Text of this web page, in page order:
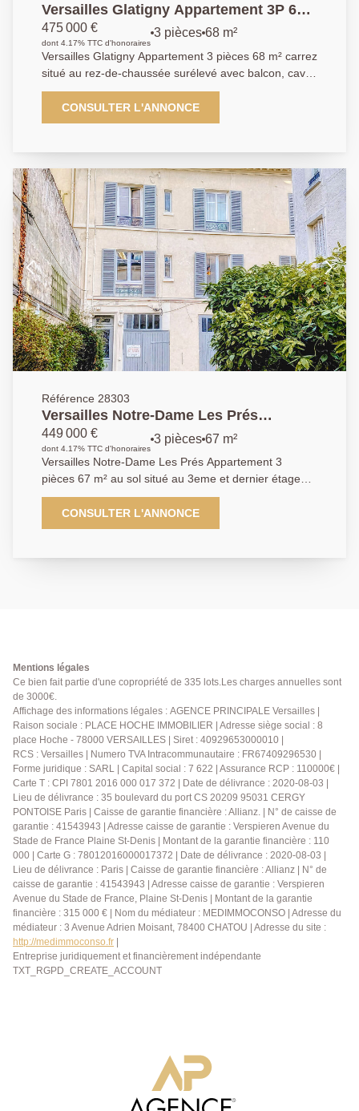
Versailles Glatigny Appartement 3P 68
m² carrez situé au rez-de-chaussée
surelevé avec balcon, cave et box
475 000 €
dont 4.17% TTC d'honoraires
3 pièces 68 m²
Versailles Glatigny Appartement 3 pièces 68 m² carrez
situé au rez-de-chaussée surélevé avec balcon, cave
et box. Dans un environnement résidentiel très
recherché au calme et entouré de verdure, au sein
d'une résidence sécurisée et bien entretenue,
rénové offrant un plan particulièrement fonctionnel.
L'entrée distribue harmonieusement les différentes
pièces de vie. Vous profiterez d'un séjour lumineux de
plus de 23 m² idéal pour recevoir ainsi que d'une
cuisine indépendante de plus de 10 m² pouvant
accueillir un espace repas. L'espace nuit comprend 2
chambres confortables de 11.56 m² et 9.30 m², une
salle de bains et des wc séparés. De nombreux
rangements complètent l'ensemble. Cet appartement
vous séduira par son agencement optimisé, son
calme et son emplacement privilégié à proximité des
écoles de renom, des commerces et transports. Un
cave et un stationnement complètent ce bien. A
découvrir rapidement.
CONSULTER L'ANNONCE
Référence 28303
Versailles Notre-Dame Les Prés
Appartement 3 pièces 67 m² au sol situé
449 000 €
dont 4.17% TTC d'honoraires
3 pièces 67 m²
Versailles Notre-Dame Les Prés Appartement 3
pièces 67 m² au sol situé au 3eme et dernier étage
avec cave - Emplacement de 1er ordre à quelques
minutes à pied du parc du château, de la gare Rive-
Droite (ligne L St-Lazare/La Défense) , des écoles de
pièce de réception baignée de lumière avec jolie vue
sans aucun vis-à-vis, deux chambres (dont une très
grande de 16 m² au sol), bureau, salle de bains. A
cela s'ajoute une cave. Local vélos dans la
copropriété. Coup de coeur assuré pour ce bien à la
situation et au charme unique. A visiter rapidement,
CONSULTER L'ANNONCE
Mentions légales
Ce bien fait partie d'une copropriété de 335 lots.Les charges annuelles sont
de 3000€.
Affichage des informations légales : AGENCE PRINCIPALE Versailles |
Raison sociale : PLACE HOCHE IMMOBILIER | Adresse siège social : 8
place Hoche - 78000 VERSAILLES | Siret : 40929653000010 |
RCS : Versailles | Numero TVA Intracommunautaire : FR67409296530 |
Forme juridique : SARL | Capital social : 7 622 | Assurance RCP : 110000€ |
Carte T : CPI 7801 2016 000 017 372 | Date de délivrance : 2020-08-03 |
Lieu de délivrance : 35 boulevard du port CS 20209 95031 CERGY
PONTOISE Paris | Caisse de garantie financière : Allianz. | N° de caisse de
garantie : 41543943 | Adresse caisse de garantie : Verspieren Avenue du
Stade de France Plaine St-Denis | Montant de la garantie financière : 110
000 | Carte G : 78012016000017372 | Date de délivrance : 2020-08-03 |
Lieu de délivrance : Paris | Caisse de garantie financière : Allianz | N° de
caisse de garantie : 41543943 | Adresse caisse de garantie : Verspieren
Avenue du Stade de France, Plaine St-Denis | Montant de la garantie
financière : 315 000 € | Nom du médiateur : MEDIMMOCONSO | Adresse du
médiateur : 3 Avenue Adrien Moisant, 78400 CHATOU | Adresse du site :
http://medimmoconso.fr
Entreprise juridiquement et financièrement indépendante
TXT_RGPD_CREATE_ACCOUNT